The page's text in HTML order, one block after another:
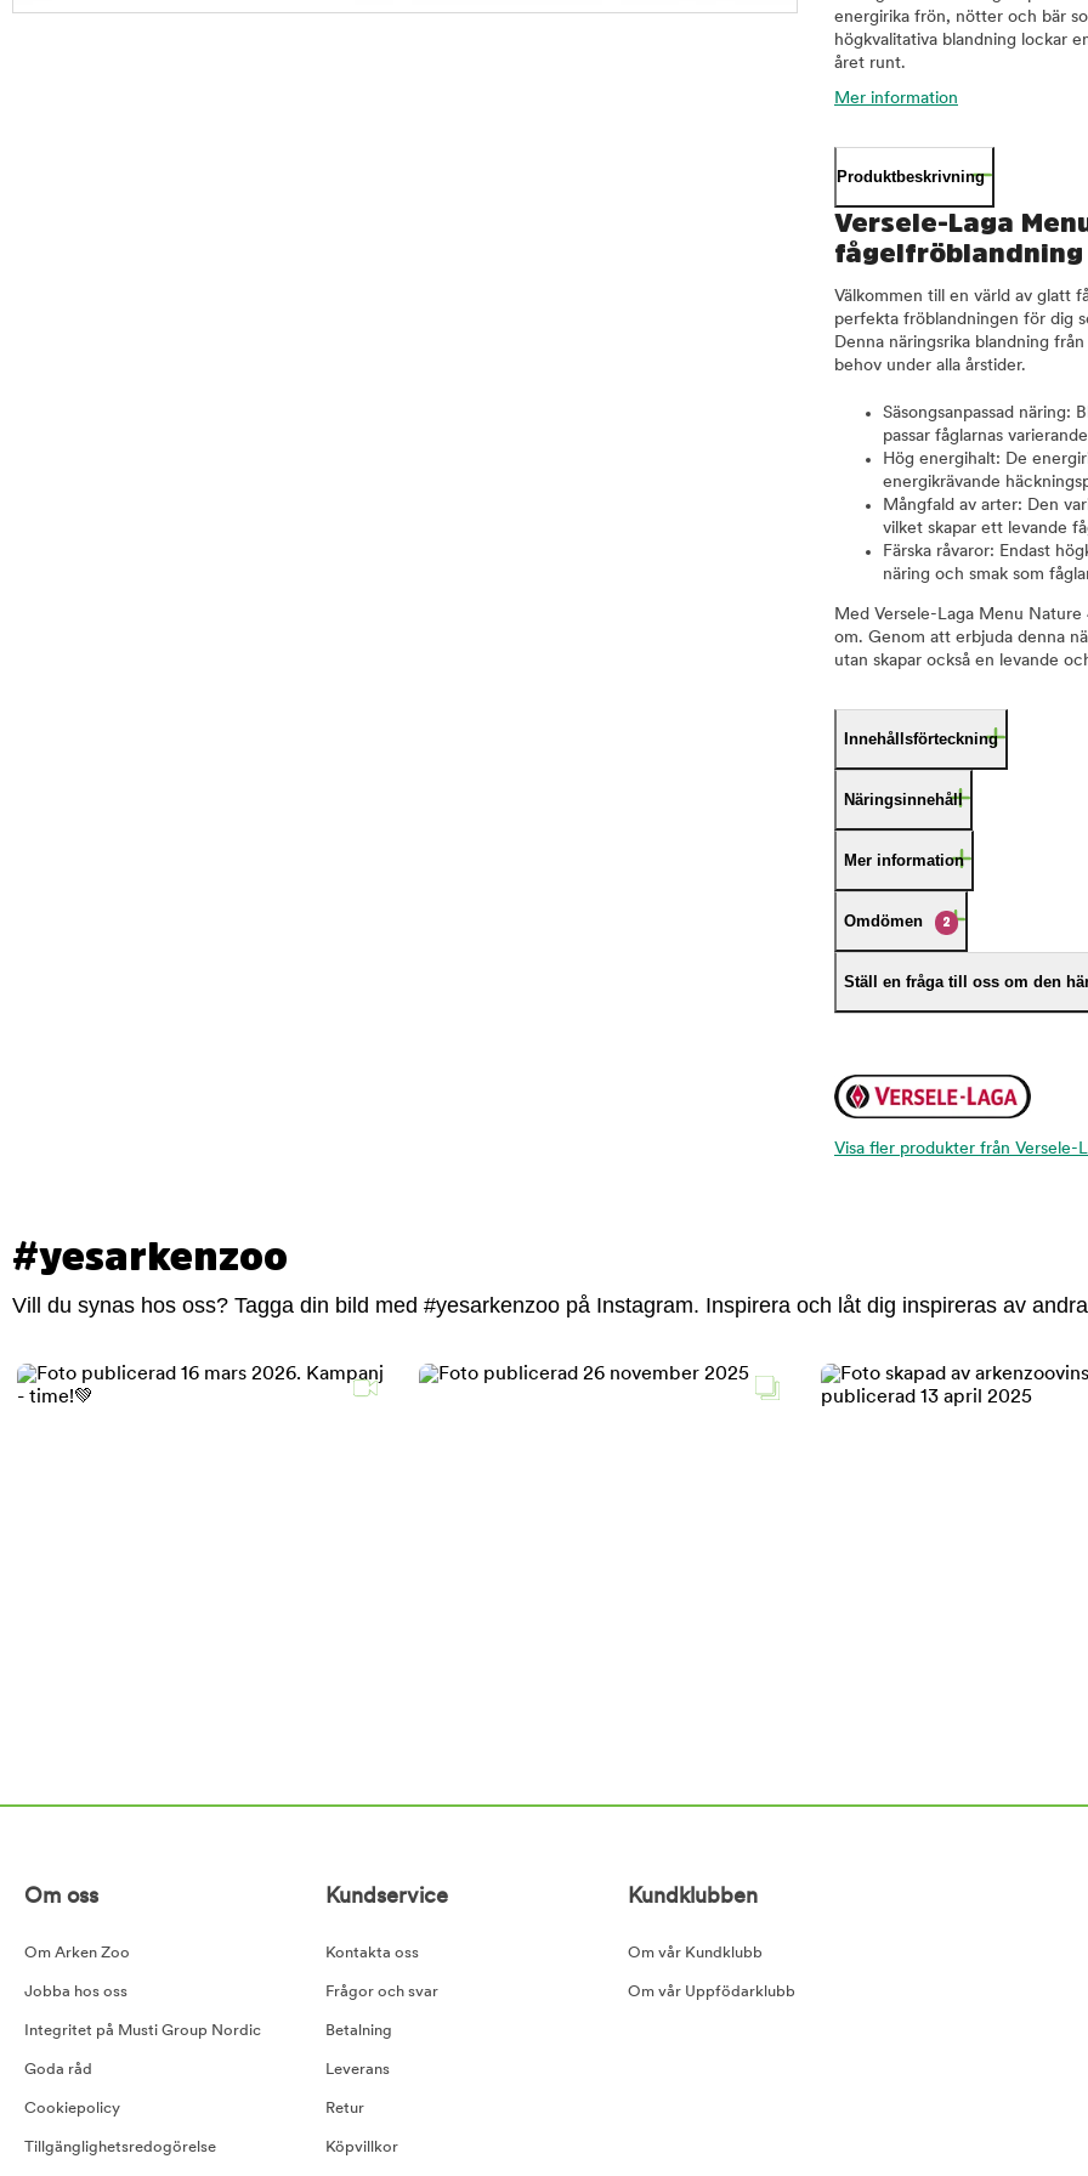
energirika frön, nötter och bär
högkvalitativa blandning lockar
året runt.
Mer information
Produktbeskrivning
Versele-Laga
Välkommen till en värld av glatt
perfekta fröblandningen för dig
Denna näringsrika blandning
behov under alla årstider.
Säsongsanpassad näring:
passar fåglarnas
Hög energihalt: De
energikrävande
Mångfald av arter: Den
vilket skapar ett levande
Färska råvaror: Endast
näring och smak som
Med Versele-Laga Menu
om. Genom att erbjuda denna
utan skapar också en levande
Innehållsförteckning
Näringsinnehåll
Mer information
Omdömen 2
Ställ en fråga till oss om den
Visa fler produkter från Versele-
#yesarkenzoo
Vill du synas hos oss? Tagga din bild med #yesarkenzoo på Instagram. Inspirera och låt dig inspireras av
Om oss
Om Arken Zoo
Jobba hos oss
Integritet på Musti Group Nordic
Goda råd
Cookiepolicy
Tillgänglighetsredogörelse
Kundservice
Kontakta oss
Frågor och svar
Betalning
Leverans
Retur
Köpvillkor
Kundklubben
Om vår Kundklubb
Om vår Uppfödarklubb